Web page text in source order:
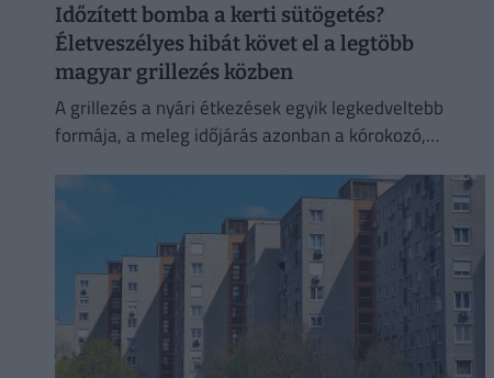
Időzített bomba a kerti sütögetés?
Életveszélyes hibát követ el a legtöbb
magyar grillezés közben
A grillezés a nyári étkezések egyik legkedveltebb
formája, a meleg időjárás azonban a kórokozó,
is kedvez.